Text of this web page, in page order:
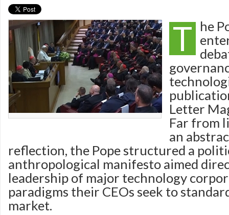
T he
Letter
Far from
an
reflection, the Pope structured a
anthropological manifesto aimed
leadership of major technology
paradigms their CEOs seek to
market.